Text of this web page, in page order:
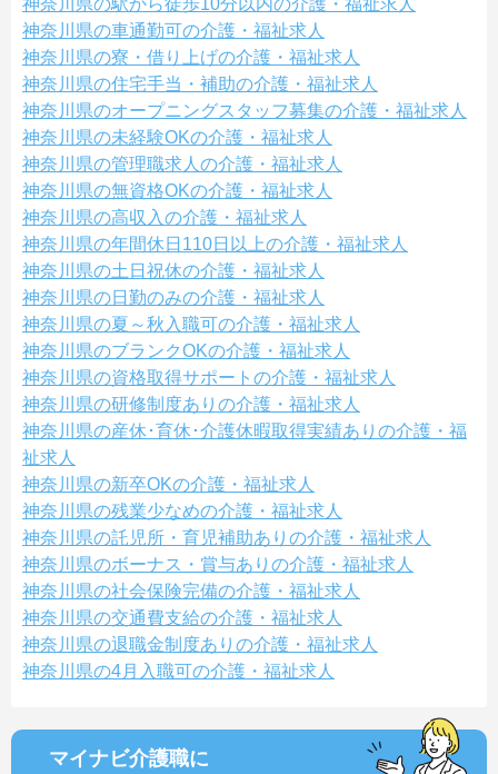
神奈川県の駅から徒歩10分以内の介護・福祉求人
神奈川県の車通勤可の介護・福祉求人
神奈川県の寮・借り上げの介護・福祉求人
神奈川県の住宅手当・補助の介護・福祉求人
神奈川県のオープニングスタッフ募集の介護・福祉求人
神奈川県の未経験OKの介護・福祉求人
神奈川県の管理職求人の介護・福祉求人
神奈川県の無資格OKの介護・福祉求人
神奈川県の高収入の介護・福祉求人
神奈川県の年間休日110日以上の介護・福祉求人
神奈川県の土日祝休の介護・福祉求人
神奈川県の日勤のみの介護・福祉求人
神奈川県の夏～秋入職可の介護・福祉求人
神奈川県のブランクOKの介護・福祉求人
神奈川県の資格取得サポートの介護・福祉求人
神奈川県の研修制度ありの介護・福祉求人
神奈川県の産休･育休･介護休暇取得実績ありの介護・福
祉求人
神奈川県の新卒OKの介護・福祉求人
神奈川県の残業少なめの介護・福祉求人
神奈川県の託児所・育児補助ありの介護・福祉求人
神奈川県のボーナス・賞与ありの介護・福祉求人
神奈川県の社会保険完備の介護・福祉求人
神奈川県の交通費支給の介護・福祉求人
神奈川県の退職金制度ありの介護・福祉求人
神奈川県の4月入職可の介護・福祉求人
マイナビ介護職に